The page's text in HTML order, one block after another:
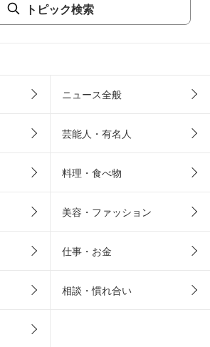
トピック検索
ニュース全般
芸能人・有名人
料理・食べ物
美容・ファッション
仕事・お金
相談・慣れ合い